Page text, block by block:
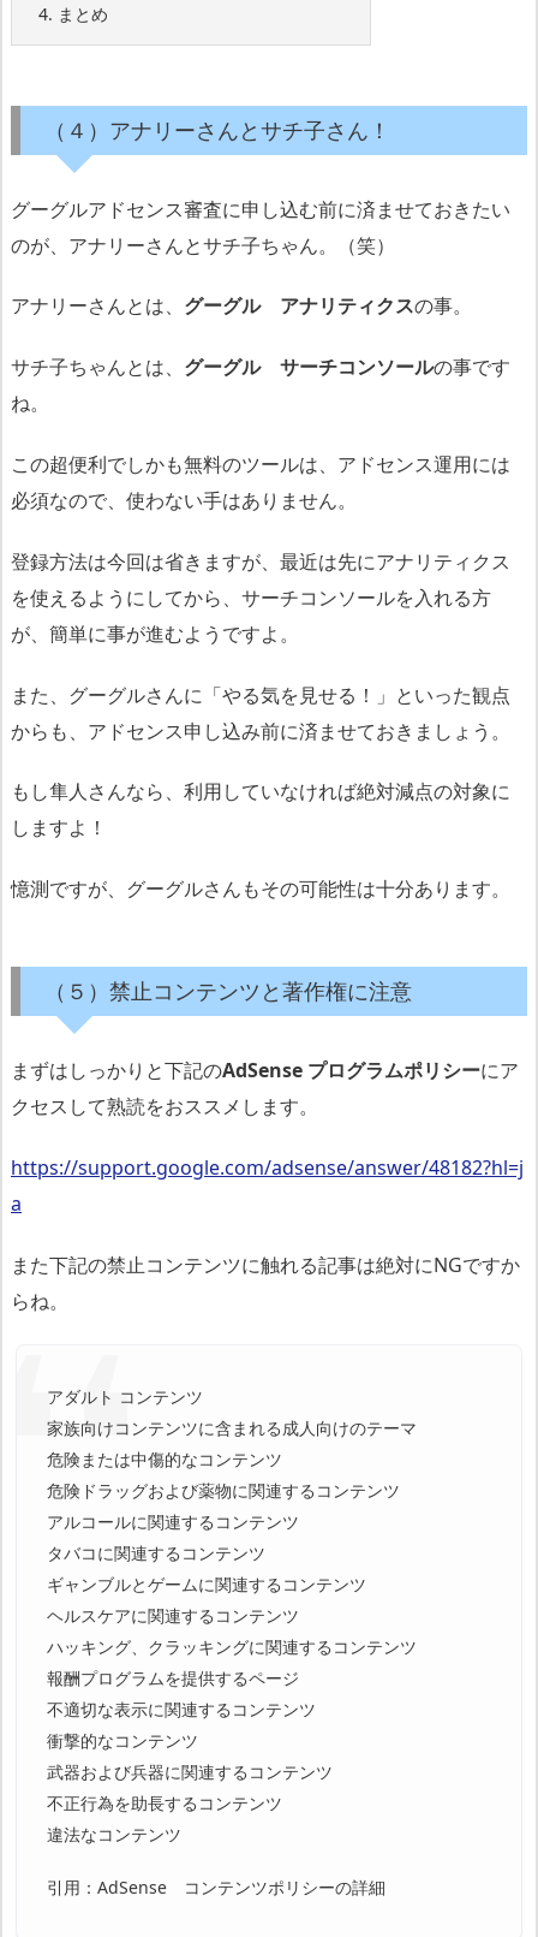
4. まとめ
（４）アナリーさんとサチ子さん！
グーグルアドセンス審査に申し込む前に済ませておきたい
のが、アナリーさんとサチ子ちゃん。（笑）
アナリーさんとは、 グーグル アナリティクスの事。
サチ子ちゃんとは、 グーグル サーチコンソールの事です
ね。
この超便利でしかも無料のツールは、アドセンス運用には
必須なので、使わない手はありません。
登録方法は今回は省きますが、最近は先にアナリティクス
を使えるようにしてから、サーチコンソールを入れる方
が、簡単に事が進むようですよ。
また、グーグルさんに「やる気を見せる！」といった観点
からも、アドセンス申し込み前に済ませておきましょう。
もし隼人さんなら、利用していなければ絶対減点の対象に
しますよ！
憶測ですが、グーグルさんもその可能性は十分あります。
（５）禁止コンテンツと著作権に注意
まずはしっかりと下記のAdSense プログラムポリシーにア
クセスして熟読をおススメします。
https://support.google.com/adsense/answer/48182?hl=j
a
また下記の禁止コンテンツに触れる記事は絶対にNGですか
らね。
アダルト コンテンツ
家族向けコンテンツに含まれる成人向けのテーマ
危険または中傷的なコンテンツ
危険ドラッグおよび薬物に関連するコンテンツ
アルコールに関連するコンテンツ
タバコに関連するコンテンツ
ギャンブルとゲームに関連するコンテンツ
ヘルスケアに関連するコンテンツ
ハッキング、クラッキングに関連するコンテンツ
報酬プログラムを提供するページ
不適切な表示に関連するコンテンツ
衝撃的なコンテンツ
武器および兵器に関連するコンテンツ
不正行為を助長するコンテンツ
違法なコンテンツ
引用：AdSense コンテンツポリシーの詳細